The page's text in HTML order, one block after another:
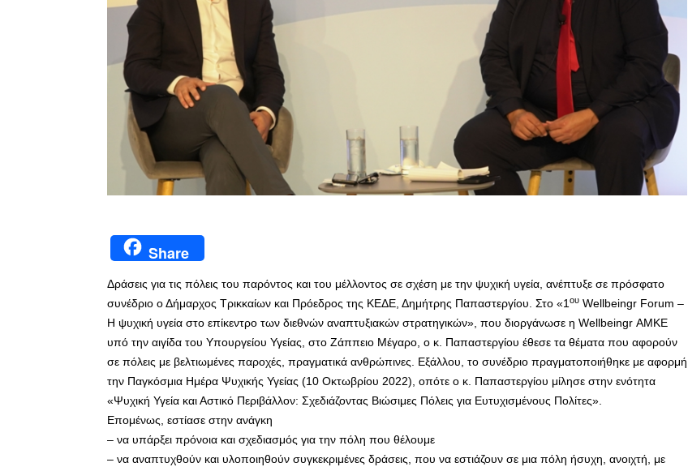
Share
Δράσεις για τις πόλεις του παρόντος και του μέλλοντος σε σχέση με την ψυχική υγεία, ανέπτυξε σε πρόσφατο
συνέδριο ο Δήμαρχος Τρικκαίων και Πρόεδρος της ΚΕΔΕ, Δημήτρης Παπαστεργίου. Στο «1ου Wellbeingr Forum –
Η ψυχική υγεία στο επίκεντρο των διεθνών αναπτυξιακών στρατηγικών», που διοργάνωσε η Wellbeingr ΑΜΚΕ
υπό την αιγίδα του Υπουργείου Υγείας, στο Ζάππειο Μέγαρο, ο κ. Παπαστεργίου έθεσε τα θέματα που αφορούν
σε πόλεις με βελτιωμένες παροχές, πραγματικά ανθρώπινες. Εξάλλου, το συνέδριο πραγματοποιήθηκε με αφορμή
την Παγκόσμια Ημέρα Ψυχικής Υγείας (10 Οκτωβρίου 2022), οπότε ο κ. Παπαστεργίου μίλησε στην ενότητα
«Ψυχική Υγεία και Αστικό Περιβάλλον: Σχεδιάζοντας Βιώσιμες Πόλεις για Ευτυχισμένους Πολίτες».
Επομένως, εστίασε στην ανάγκη
– να υπάρξει πρόνοια και σχεδιασμός για την πόλη που θέλουμε
– να αναπτυχθούν και υλοποιηθούν συγκεκριμένες δράσεις, που να εστιάζουν σε μια πόλη ήσυχη, ανοιχτή, με